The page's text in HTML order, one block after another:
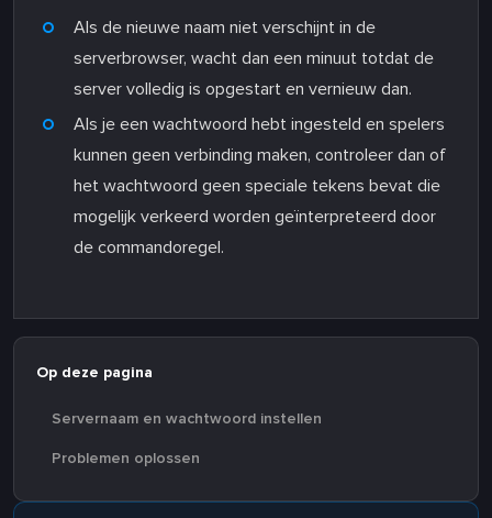
Als de nieuwe naam niet verschijnt in de
serverbrowser, wacht dan een minuut totdat de
server volledig is opgestart en vernieuw dan.
Als je een wachtwoord hebt ingesteld en spelers
kunnen geen verbinding maken, controleer dan of
het wachtwoord geen speciale tekens bevat die
mogelijk verkeerd worden geïnterpreteerd door
de commandoregel.
Op deze pagina
Servernaam en wachtwoord instellen
Problemen oplossen